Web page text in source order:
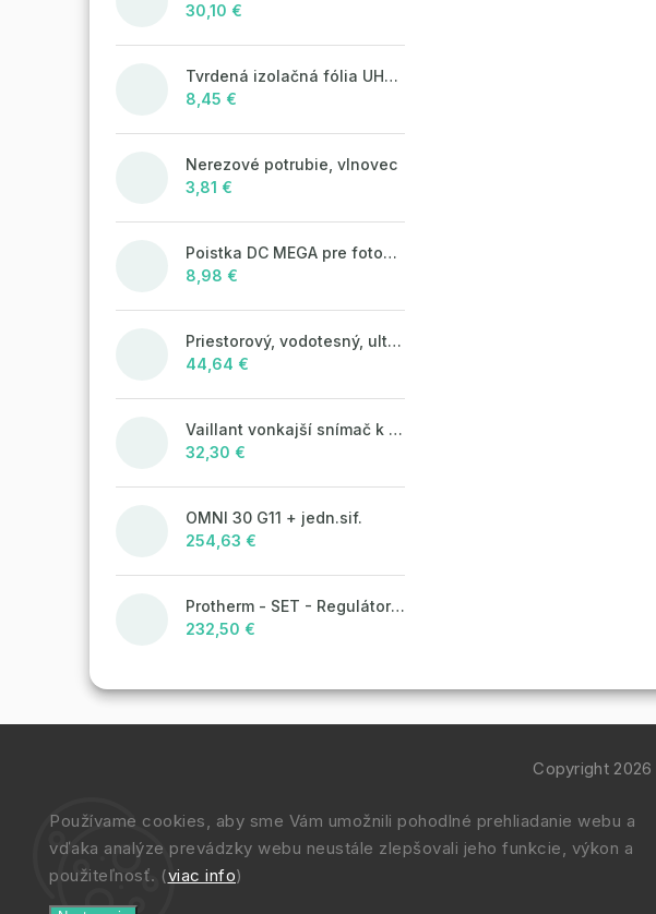
Používame cookies, aby sme Vám umožnili pohodlné prehliadanie webu a
vďaka analýze prevádzky webu neustále zlepšovali jeho funkcie, výkon a
použiteľnosť. (viac info)
30,10 €
Tvrdená izolačná fólia UHP50 (STIROTERMAL SOLO)
8,45 €
Nerezové potrubie, vlnovec
3,81 €
Poistka DC MEGA pre fotovoltaické systémy 125A/80V
8,98 €
Priestorový, vodotesný, ultrazvukový plašič na kuny, myši a potkany DRAGON ULTRASONIC CH360 - napájanie na batérie 4xAA
44,64 €
Vaillant vonkajší snímač k ekvitermickým reguláciám
32,30 €
OMNI 30 G11 + jedn.sif.
254,63 €
Protherm - SET - Regulátor MiGo Select + brána MiGo Link
232,50 €
Copyright 2026